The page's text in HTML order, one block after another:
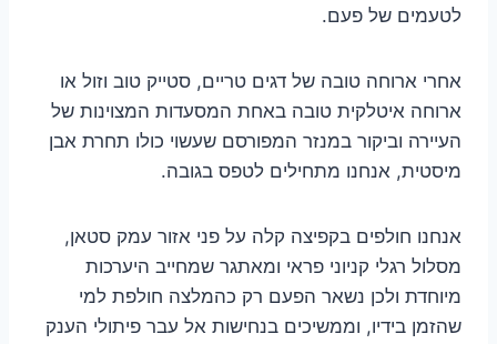
לטעמים של פעם.
אחרי ארוחה טובה של דגים טריים, סטייק טוב וזול או
ארוחה איטלקית טובה באחת המסעדות המצוינות של
העיירה וביקור במנזר המפורסם שעשוי כולו תחרת אבן
מיסטית, אנחנו מתחילים לטפס בגובה.
אנחנו חולפים בקפיצה קלה על פני אזור עמק סטאן,
מסלול רגלי קניוני פראי ומאתגר שמחייב היערכות
מיוחדת ולכן נשאר הפעם רק כהמלצה חולפת למי
שהזמן בידיו, וממשיכים בנחישות אל עבר פיתולי הענק